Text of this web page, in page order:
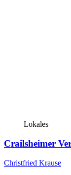
Lokales
Crailsheimer
Christfried Krause